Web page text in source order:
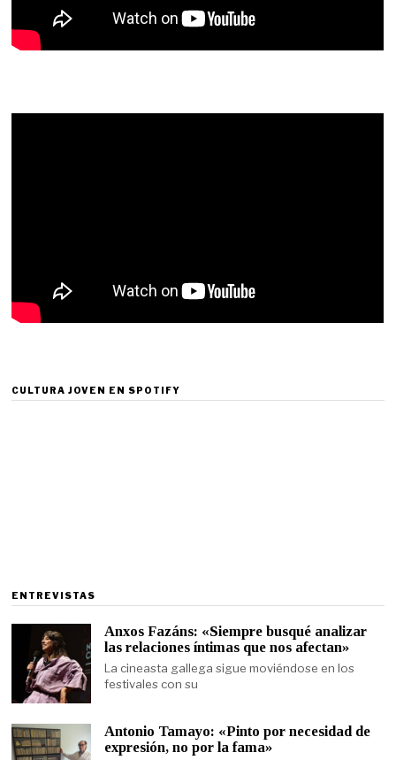
CULTURA JOVEN EN SPOTIFY
ENTREVISTAS
Anxos Fazáns: «Siempre busqué analizar
las relaciones íntimas que nos afectan»
La cineasta gallega sigue moviéndose en los
festivales con su
Antonio Tamayo: «Pinto por necesidad de
expresión, no por la fama»